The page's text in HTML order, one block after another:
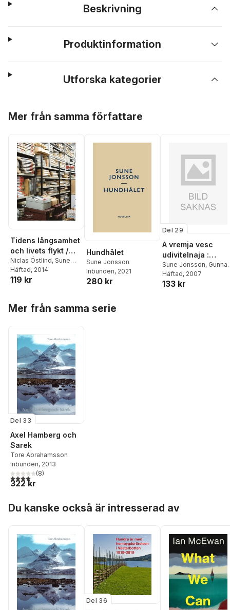
Beskrivning
Produktinformation
Utforska kategorier
Mer från samma författare
Tidens långsamhet
och livets flykt /
Time's slowness
and life's swiftness
Niclas Östlind, Sune
Jonsson,Göte Ask
Johan Öberg
Häftad, 2014
119 kr
Hundhålet
Sune Jonsson
Inbunden, 2021
280 kr
Del 29
A vremja vesc
udivitelnaja :
fotografii - ljudi i
priroda
Sune Jonsson, Gunnar
Balgård
Häftad, 2007
133 kr
Mer från samma serie
Del 33
Axel Hamberg och
Sarek
Tore Abrahamsson
Inbunden, 2013
4,1utav 5 stjärnor. Totalt antal röster:
(8)
322 kr
Du kanske också är intresserad av
Del 36